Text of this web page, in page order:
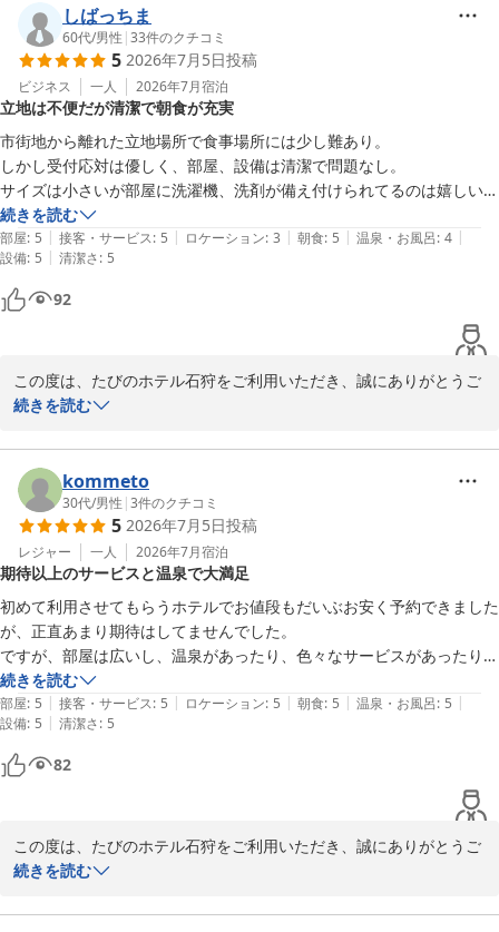
たびのホテル石狩　支配人
白樺の湯 たびのホテル石狩
2026-07-14
と、大変光栄に存じます。
客室内の洗濯機につきまして、ご滞在中に便利にご利用いただけた
ようで嬉しく拝読いたしました。当館では長期滞在のお客様はもち
ろん、観光でお越しのお客様にも身軽にご旅行を楽しんでいただけ
るよう、客室設備の充実に努めております。
また、駐車場やアクセス面、朝食、大浴場、ウェルカムサービスに
つきましてもご満足いただけたとのお言葉を頂戴し、大変励みにな
ります。特に朝食について「飽きなかった」とのお言葉は、日々メ
ニュー作りに取り組むスタッフにとって何よりの喜びです。
「他系列ホテルも使ってみたい」とのお言葉までいただき、心より
感謝申し上げます。今後もたびのホテルブランドとして、お客様に
快適で思い出に残るご滞在を提供できるよう努めてまいります。
また北海道へお越しの際は、ぜひ当館をご利用くださいませ。スタ
ッフ一同、再びお会いできますことを心よりお待ちしております。
たびのホテル石狩
支配人　木村亮介
2026-07-09
しばっちま
60代/男性 |33件のクチコミ
5 2026年7月5日投稿
ビジネス 一人 2026年7月宿泊
立地は不便だが清潔で朝食が充実
市街地から離れた立地場所で食事場所には少し難あり。
しかし受付応対は優しく、部屋、設備は清潔で問題なし。
サイズは小さいが部屋に洗濯機、洗剤が備え付けられてるのは嬉しい。
朝食はバイキングで品数も多くオススメできます。
続きを読む
部屋: 5 | 接客・サービス: 5 | ロケーション: 3 | 朝食: 5 | 温泉・お風呂: 4 |
設備: 5 | 清潔さ: 5
92
この度は、たびのホテル石狩をご利用いただき、誠にありがとうご
ざいます。
また、ご滞在のご感想をお寄せいただきましたこと、心より御礼申
し上げます。
スタッフの対応や客室・館内の清潔さ、客室内の洗濯機や洗剤、そ
して朝食につきましてお褒めのお言葉をいただき、大変嬉しく拝見
いたしました。特に朝食を「おすすめできる」とご評価いただけた
ことは、レストランスタッフにとっても大きな励みとなります。
一方で、立地やお食事場所につきましては、ご不便をお掛けいたし
ました。当館は、市街地からは少し距離がございますが、その分、
無料駐車場や大浴場、客室内洗濯機など、長期滞在やお車でお越し
のお客様に快適にお過ごしいただける環境づくりに努めておりま
す。
今後も立地面を補って余りあるサービスとおもてなしをご提供し、
「また泊まりたい」と思っていただけるホテルを目指してまいりま
す。
い。スタッフ一同、心よりお待ちしております。
続きを読む
kommeto
30代/男性 |3件のクチコミ
5 2026年7月5日投稿
レジャー 一人 2026年7月宿泊
期待以上のサービスと温泉で大満足
初めて利用させてもらうホテルでお値段もだいぶお安く予約できました
が、正直あまり期待はしてませんでした。
ですが、部屋は広いし、温泉があったり、色々なサービスがあったり至
れり尽くせりです。
到着も遅く出発も早かったのであまりゆっくりはできませんでしたが、
大満足でした。
札幌の中心からはちょっと距離がありますが、車での移動であれば全く
問題ないです。
続きを読む
部屋: 5 | 接客・サービス: 5 | ロケーション: 5 | 朝食: 5 | 温泉・お風呂: 5 |
設備: 5 | 清潔さ: 5
82
この度は、たびのホテル石狩をご利用いただき、誠にありがとうご
ざいます。
とのお言葉を頂戴できましたことを大変嬉しく拝見いたしました。
続きを読む